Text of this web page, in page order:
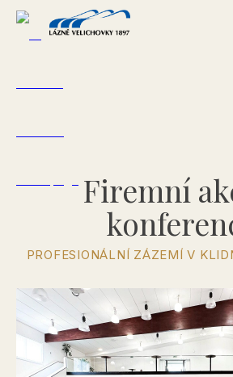
Firemní
PROFESIONÁLNÍ ZÁZEMÍ V